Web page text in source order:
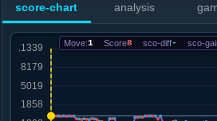
黑+1912
仕
.....车６进５
黑+1999
15. 仕六进五
.....车６进１
16. 马六进七
score-chart analysis
Move:1 Score8 sco-diff- sco-